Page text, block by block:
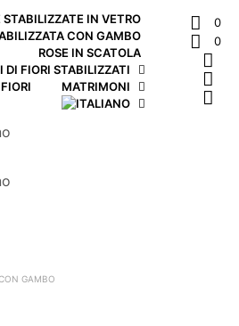
STABILIZZATE IN VETRO
CON GAMBO
ROSE IN SCATOLA
DI FIORI STABILIZZATI
MATRIMONI
0
0
GAMBO